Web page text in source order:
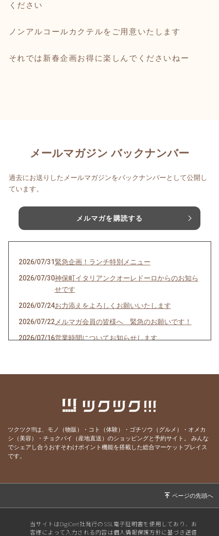
ください
ノンアルコールカクテルをご用意いたします
それでは新春企画お得に楽しんでくださいねー
メールマガジン バックナンバー
過去にお送りしたメールマガジンをバックナンバーとして公開し
ています。
メルマガを購読する
2026/07/31 緊急企画！ランチ特別メニュー
2026/07/30神保町イタリアンクオーレドーロからのお知ら
せです
2026/07/24お力添えをよろしくお願いいたします
2026/07/22メルマガ会員の皆様へ 緊急のお願いです！
2026/07/16営業時間についてお知らせします
急なお知らせですみません！
2026/06/19 モモのパスタの試作を作りました
2026/06/09 先週はほとんどランチ営業ができず・・・申し
骨付き肉とクラフトビールの店 神保町イタリ
アンクオーレドーロです
2026/05/01５月生まれの貴方へ
ツクツク!!!は、モノ（物販）・コト（体験）・ゴチソウ（グルメ）・オメカ
シ（美容）・チョクバイ（産地直送）のショッピングと予約サイト。
みんな
でシェアし合うおすそわけポイント機能を搭載した総合マーケットプレイス
です。
当サイトはDigiCert社発行のSSL電子証明書を使用しており、お
客様によって入力される内容は個人情報保護方針に基づき送信